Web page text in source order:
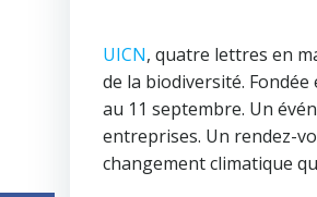
UICN, quatre lettres en
de la biodiversité.
au 11 septembre. Un
entreprises. Un rendez-
changement climatique